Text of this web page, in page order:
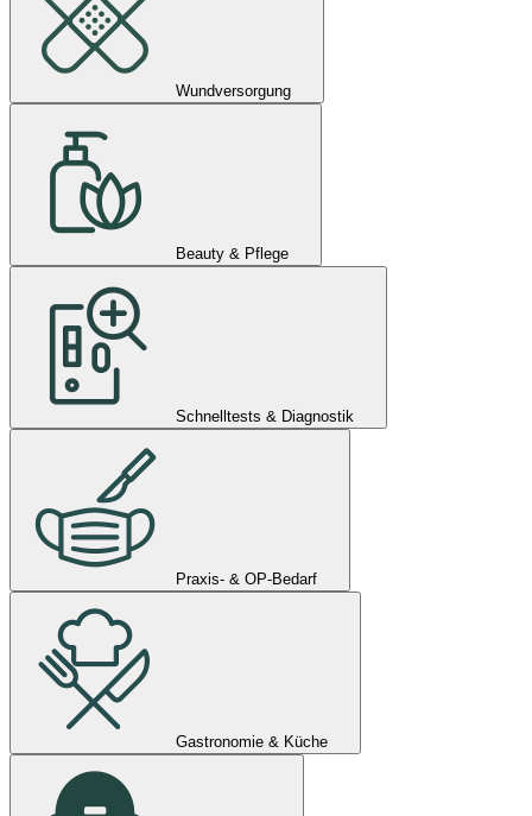
Wundversorgung
Beauty & Pflege
Schnelltests & Diagnostik
Praxis- & OP-Bedarf
Gastronomie & Küche